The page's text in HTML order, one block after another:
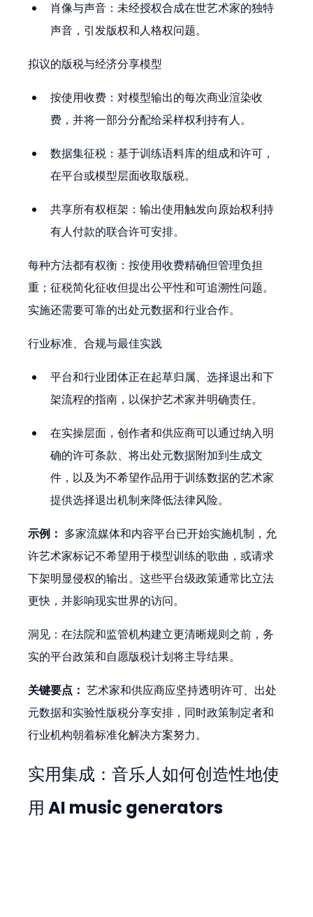
肖像与声音：未经授权合成在世艺术家的独特
声音，引发版权和人格权问题。
拟议的版税与经济分享模型
按使用收费：对模型输出的每次商业渲染收
费，并将一部分分配给采样权利持有人。
数据集征税：基于训练语料库的组成和许可，
在平台或模型层面收取版税。
共享所有权框架：输出使用触发向原始权利持
有人付款的联合许可安排。
每种方法都有权衡：按使用收费精确但管理负担
重；征税简化征收但提出公平性和可追溯性问题。
实施还需要可靠的出处元数据和行业合作。
行业标准、合规与最佳实践
平台和行业团体正在起草归属、选择退出和下
架流程的指南，以保护艺术家并明确责任。
在实操层面，创作者和供应商可以通过纳入明
确的许可条款、将出处元数据附加到生成文
件，以及为不希望作品用于训练数据的艺术家
提供选择退出机制来降低法律风险。
示例： 多家流媒体和内容平台已开始实施机制，允
许艺术家标记不希望用于模型训练的歌曲，或请求
下架明显侵权的输出。这些平台级政策通常比立法
更快，并影响现实世界的访问。
洞见：在法院和监管机构建立更清晰规则之前，务
实的平台政策和自愿版税计划将主导结果。
关键要点： 艺术家和供应商应坚持透明许可、出处
元数据和实验性版税分享安排，同时政策制定者和
行业机构朝着标准化解决方案努力。
实用集成：音乐人如何创造性地使
用 AI music generators